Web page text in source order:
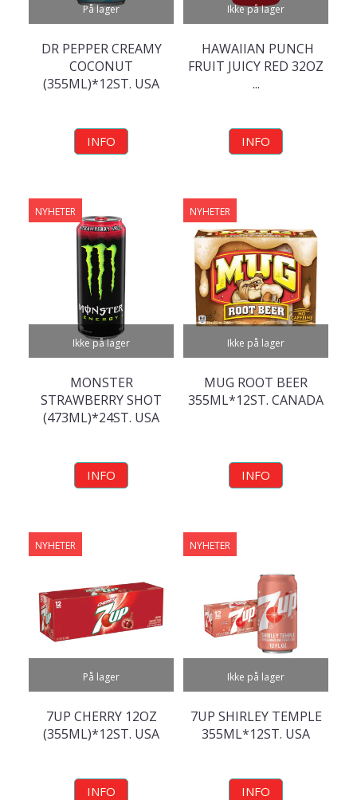
På lager
DR PEPPER CREAMY
COCONUT
(355ML)*12ST. USA
INFO
Ikke på lager
HAWAIIAN PUNCH
FRUIT JUICY RED 32OZ
...
INFO
Ikke på lager
NYHETER
MONSTER
STRAWBERRY SHOT
(473ML)*24ST. USA
INFO
Ikke på lager
NYHETER
MUG ROOT BEER
355ML*12ST. CANADA
INFO
På lager
NYHETER
7UP CHERRY 12OZ
(355ML)*12ST. USA
INFO
Ikke på lager
NYHETER
7UP SHIRLEY TEMPLE
355ML*12ST. USA
INFO